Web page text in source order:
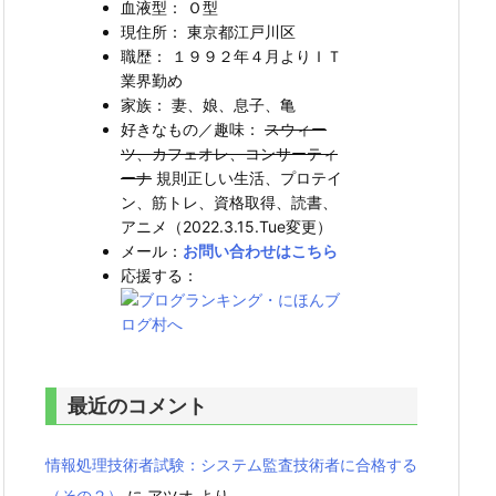
血液型： Ｏ型
現住所： 東京都江戸川区
職歴： １９９２年４月よりＩＴ
業界勤め
家族： 妻、娘、息子、亀
好きなもの／趣味： スウィー
ツ、カフェオレ、コンサーティ
ーナ 規則正しい生活、プロテイ
ン、筋トレ、資格取得、読書、
アニメ（2022.3.15.Tue変更）
メール： お問い合わせはこちら
応援する：
最近のコメント
情報処理技術者試験：システム監査技術者に合格する